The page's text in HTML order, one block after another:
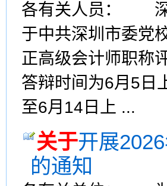
各有关人员： 深
于中共深圳市委
正高级会计师职称
答辩时间为6月5
至6月14日上 ...
关于开展
的通知